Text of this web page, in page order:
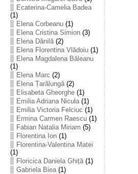
Ecaterina-Camelia Badea
(1)
Elena Corbeanu(1)
Elena Cristina Simion(3)
Elena Dănilă(2)
Elena Florentina Vlădoiu(1)
Elena Magdalena Băleanu
(1)
Elena Marc (2)
Elena Țarălungă(2)
Elisabeta Gheorghe(1)
Emilia Adriana Nicula(1)
Emilia Victoria Felciuc (1)
Ermina Carmen Raescu(1)
Fabian Natalia Miriam (5)
Florentina Ion(1)
Florentina-Valentina Matei
(1)
Floricica Daniela Ghiță(1)
Gabriela Biea(1)